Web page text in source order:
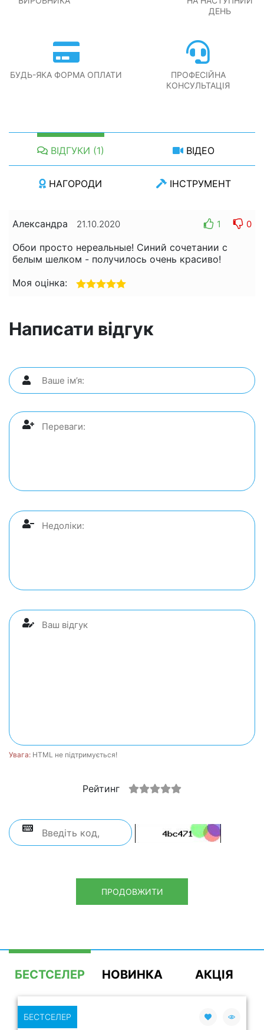
ДЕНЬ
БУДЬ-ЯКА ФОРМА ОПЛАТИ
ПРОФЕСІЙНА
КОНСУЛЬТАЦІЯ
ВІДГУКИ (1) ВІДЕО
НАГОРОДИ ІНСТРУМЕНТ
Александра 21.10.2020 1 0
Обои просто нереальные! Синий сочетании с
белым шелком - получилось очень красиво!
Моя оцінка:
Написати відгук
Увага: HTML не підтримується!
Рейтинг
ПРОДОВЖИТИ
БЕСТСЕЛЕР НОВИНКА АКЦІЯ
БЕСТСЕЛЕР